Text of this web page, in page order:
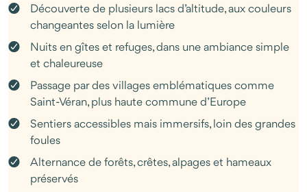
Les hébergements sont choisis pour leur ancrage local : un
refuge perché au-dessus de Soulier tenu par Alix et Victor, un
gîte retrouvé après sept ans de fermeture à Montbardon, une
nuit dans l'ancienne douane de Saint-Véran, le plus haut village
d'Europe. Les repas sont préparés avec les produits du coin. Le
soir, on s'y retrouve facilement.
Cinq jours pour comprendre pourquoi le Queyras, une fois qu'on
y est allé, on y revient.
Découverte de plusieurs lacs d’altitude, aux couleurs
changeantes selon la lumière
Nuits en gîtes et refuges, dans une ambiance simple
et chaleureuse
Passage par des villages emblématiques comme
Saint-Véran, plus haute commune d’Europe
Sentiers accessibles mais immersifs, loin des grandes
foules
Alternance de forêts, crêtes, alpages et hameaux
préservés